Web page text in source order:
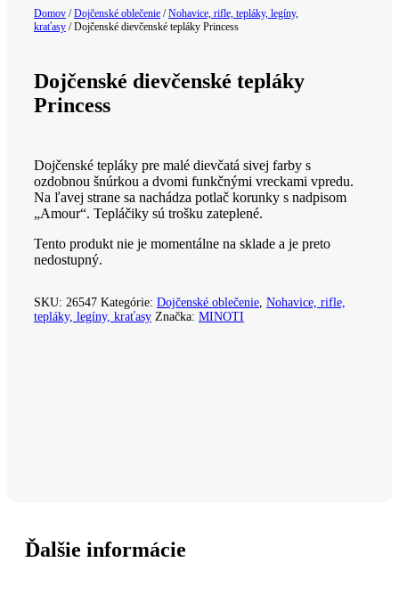
Domov /Dojčenské oblečenie /Nohavice, rifle, tepláky, legíny,
kraťasy / Dojčenské dievčenské tepláky Princess
Dojčenské dievčenské tepláky
Princess
Dojčenské tepláky pre malé dievčatá sivej farby s
ozdobnou šnúrkou a dvomi funkčnými vreckami vpredu.
Na ľavej strane sa nachádza potlač korunky s nadpisom
„Amour“. Tepláčiky sú trošku zateplené.
Tento produkt nie je momentálne na sklade a je preto
nedostupný.
SKU: 26547 Kategórie: Dojčenské oblečenie Nohavice, rifle,
tepláky, legíny, kraťasy Značka: MINOTI
Ďalšie informácie